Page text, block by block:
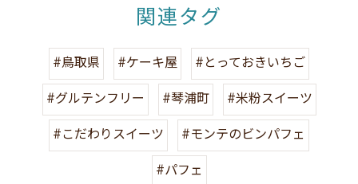
関連タグ
#鳥取県 #ケーキ屋
#とっておきいちご
#グルテンフリー
#琴浦町
#米粉スイーツ
#こだわりスイーツ
#モンテのビンパフェ
#パフェ